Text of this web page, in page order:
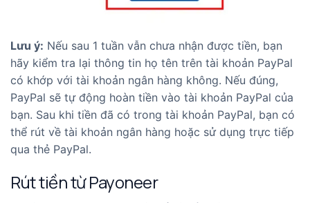
Lưu ý: Nếu sau 1 tuần vẫn chưa nhận được tiền, bạn
hãy kiểm tra lại thông tin họ tên trên tài khoản PayPal
có khớp với tài khoản ngân hàng không. Nếu đúng,
PayPal sẽ tự động hoàn tiền vào tài khoản PayPal của
bạn. Sau khi tiền đã có trong tài khoản PayPal, bạn có
thể rút về tài khoản ngân hàng hoặc sử dụng trực tiếp
qua thẻ PayPal.
Rút tiền từ Payoneer